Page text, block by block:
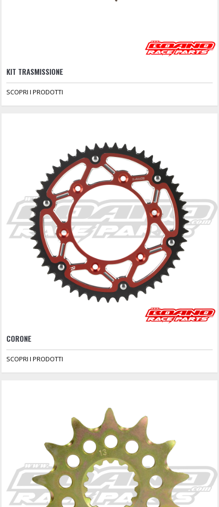
KIT TRASMISSIONE
SCOPRI I PRODOTTI
CORONE
SCOPRI I PRODOTTI